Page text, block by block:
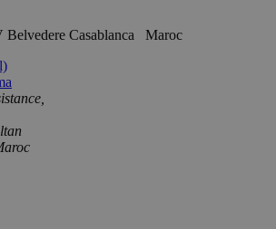
Belvedere Casablanca Maroc